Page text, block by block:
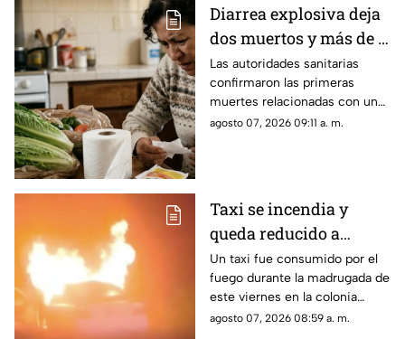
Diarrea explosiva deja
dos muertos y más de 11
mil casos registrados
con ciclosporiasis
Las autoridades sanitarias
confirmaron las primeras
muertes relacionadas con un
brote multiestatal de
deshidratación.
agosto 07, 2026 09:11 a. m.
Taxi se incendia y
queda reducido a
chatarra durante la
madrugada
Un taxi fue consumido por el
fuego durante la madrugada de
este viernes en la colonia
Emiliano Zapata, en Uruapan,
agosto 07, 2026 08:59 a. m.